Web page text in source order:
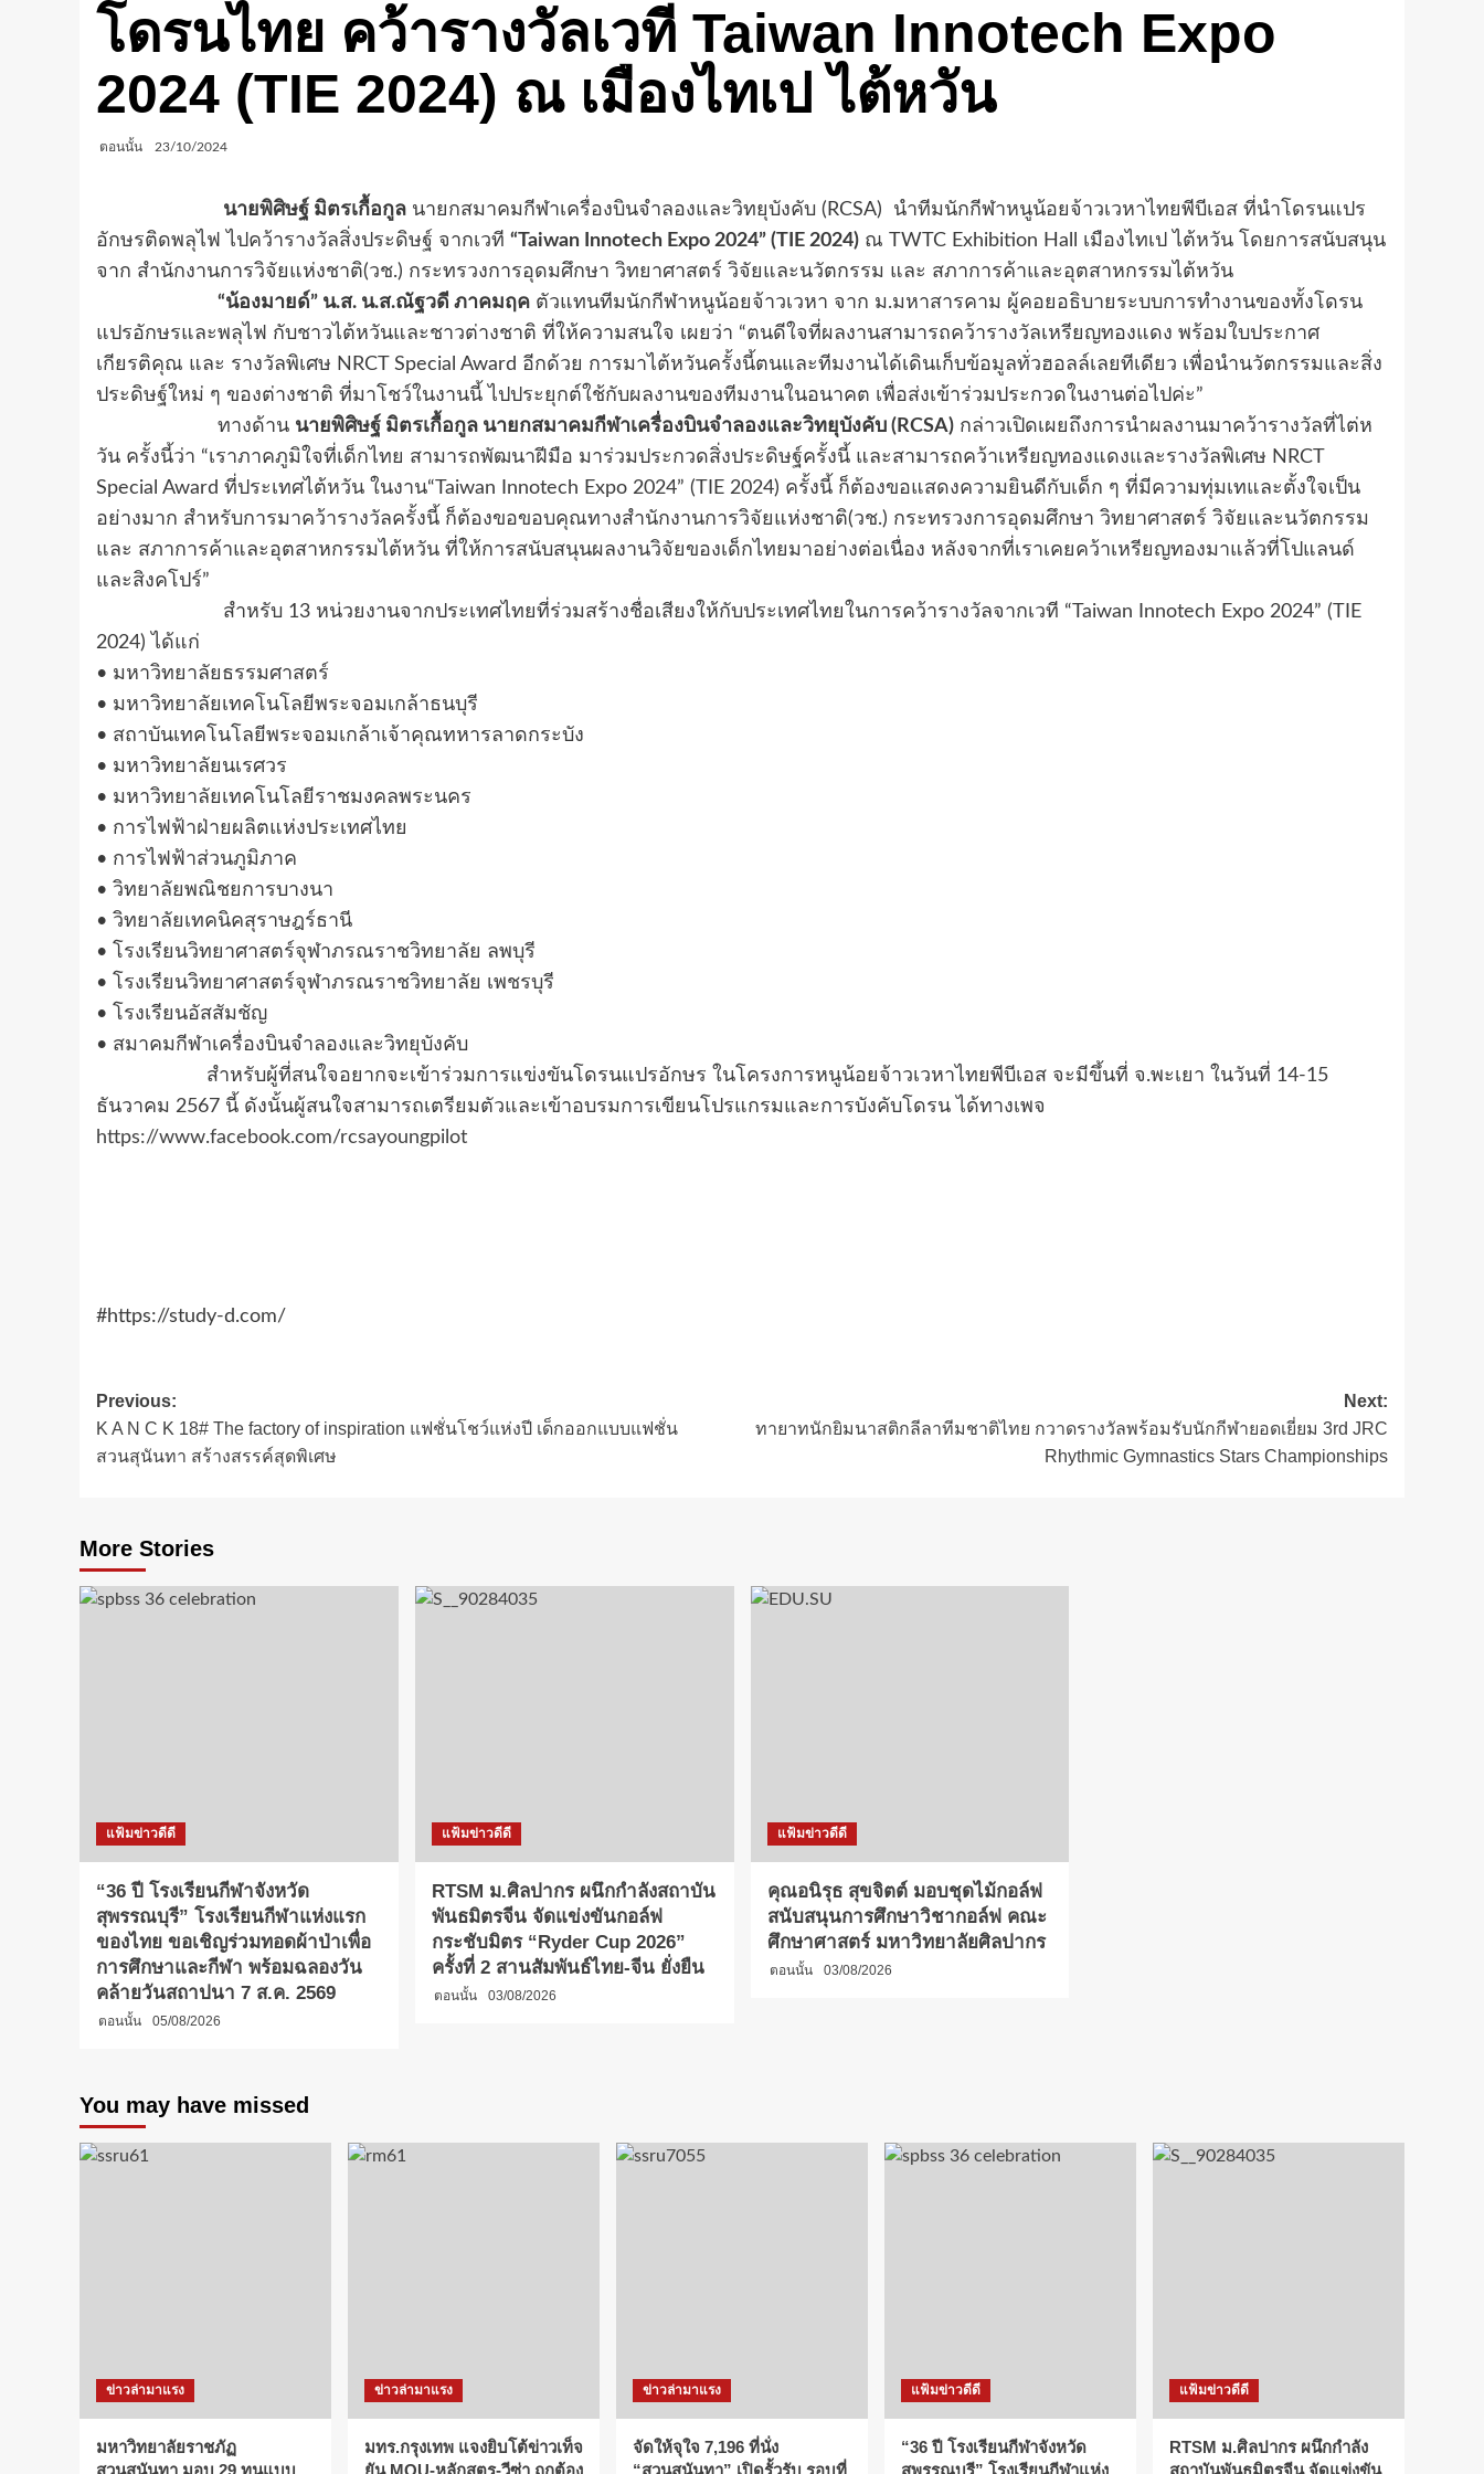
โดรนไทย คว้ารางวัลเวที Taiwan Innotech Expo
2024 (TIE 2024) ณ เมืองไทเป ไต้หวัน
ตอนนั้น 23/10/2024
นายพิศิษฐ์ มิตรเกื้อกูล นายกสมาคมกีฬาเครื่องบินจำลองและวิทยุบังคับ (RCSA) นำทีมนักกีฬาหนูน้อยจ้าวเวหาไทยพีบีเอส ที่นำโดรนแปร
อักษรติดพลุไฟ ไปคว้ารางวัลสิ่งประดิษฐ์ จากเวที “Taiwan Innotech Expo 2024” (TIE 2024) ณ TWTC Exhibition Hall เมืองไทเป ไต้หวัน โดยการสนับสนุน
จาก สำนักงานการวิจัยแห่งชาติ(วช.) กระทรวงการอุดมศึกษา วิทยาศาสตร์ วิจัยและนวัตกรรม และ สภาการค้าและอุตสาหกรรมไต้หวัน
“น้องมายด์” น.ส. น.ส.ณัฐวดี ภาคมฤค ตัวแทนทีมนักกีฬาหนูน้อยจ้าวเวหา จาก ม.มหาสารคาม ผู้คอยอธิบายระบบการทำงานของทั้งโดรน
แปรอักษรและพลุไฟ กับชาวไต้หวันและชาวต่างชาติ ที่ให้ความสนใจ เผยว่า “ตนดีใจที่ผลงานสามารถคว้ารางวัลเหรียญทองแดง พร้อมใบประกาศ
เกียรติคุณ และ รางวัลพิเศษ NRCT Special Award อีกด้วย การมาไต้หวันครั้งนี้ตนและทีมงานได้เดินเก็บข้อมูลทั่วฮอลล์เลยทีเดียว เพื่อนำนวัตกรรมและสิ่ง
ประดิษฐ์ใหม่ ๆ ของต่างชาติ ที่มาโชว์ในงานนี้ ไปประยุกต์ใช้กับผลงานของทีมงานในอนาคต เพื่อส่งเข้าร่วมประกวดในงานต่อไปค่ะ”
ทางด้าน นายพิศิษฐ์ มิตรเกื้อกูล นายกสมาคมกีฬาเครื่องบินจำลองและวิทยุบังคับ (RCSA) กล่าวเปิดเผยถึงการนำผลงานมาคว้ารางวัลที่ไต่ห
วัน ครั้งนี้ว่า “เราภาคภูมิใจที่เด็กไทย สามารถพัฒนาฝีมือ มาร่วมประกวดสิ่งประดิษฐ์ครั้งนี้ และสามารถคว้าเหรียญทองแดงและรางวัลพิเศษ NRCT
Special Award ที่ประเทศไต้หวัน ในงาน“Taiwan Innotech Expo 2024” (TIE 2024) ครั้งนี้ ก็ต้องขอแสดงความยินดีกับเด็ก ๆ ที่มีความทุ่มเทและตั้งใจเป็น
อย่างมาก สำหรับการมาคว้ารางวัลครั้งนี้ ก็ต้องขอขอบคุณทางสำนักงานการวิจัยแห่งชาติ(วช.) กระทรวงการอุดมศึกษา วิทยาศาสตร์ วิจัยและนวัตกรรม
และ สภาการค้าและอุตสาหกรรมไต้หวัน ที่ให้การสนับสนุนผลงานวิจัยของเด็กไทยมาอย่างต่อเนื่อง หลังจากที่เราเคยคว้าเหรียญทองมาแล้วที่โปแลนด์
และสิงคโปร์”
สำหรับ 13 หน่วยงานจากประเทศไทยที่ร่วมสร้างชื่อเสียงให้กับประเทศไทยในการคว้ารางวัลจากเวที “Taiwan Innotech Expo 2024” (TIE
2024) ได้แก่
• มหาวิทยาลัยธรรมศาสตร์
• มหาวิทยาลัยเทคโนโลยีพระจอมเกล้าธนบุรี
• สถาบันเทคโนโลยีพระจอมเกล้าเจ้าคุณทหารลาดกระบัง
• มหาวิทยาลัยนเรศวร
• มหาวิทยาลัยเทคโนโลยีราชมงคลพระนคร
• การไฟฟ้าฝ่ายผลิตแห่งประเทศไทย
• การไฟฟ้าส่วนภูมิภาค
• วิทยาลัยพณิชยการบางนา
• วิทยาลัยเทคนิคสุราษฎร์ธานี
• โรงเรียนวิทยาศาสตร์จุฬาภรณราชวิทยาลัย ลพบุรี
• โรงเรียนวิทยาศาสตร์จุฬาภรณราชวิทยาลัย เพชรบุรี
• โรงเรียนอัสสัมชัญ
• สมาคมกีฬาเครื่องบินจำลองและวิทยุบังคับ
สำหรับผู้ที่สนใจอยากจะเข้าร่วมการแข่งขันโดรนแปรอักษร ในโครงการหนูน้อยจ้าวเวหาไทยพีบีเอส จะมีขึ้นที่ จ.พะเยา ในวันที่ 14-15
ธันวาคม 2567 นี้ ดังนั้นผู้สนใจสามารถเตรียมตัวและเข้าอบรมการเขียนโปรแกรมและการบังคับโดรน ได้ทางเพจ
https://www.facebook.com/rcsayoungpilot
#https://study-d.com/
Post
navigation
Previous:
K A N C K 18# The factory of inspiration แฟชั่นโชว์แห่งปี เด็กออกแบบแฟชั่น
สวนสุนันทา สร้างสรรค์สุดพิเศษ
Next:
ทายาทนักยิมนาสติกลีลาทีมชาติไทย กวาดรางวัลพร้อมรับนักกีฬายอดเยี่ยม 3rd JRC
Rhythmic Gymnastics Stars Championships
More Stories
แฟ้มข่าวดีดี
“36 ปี โรงเรียนกีฬาจังหวัด
สุพรรณบุรี” โรงเรียนกีฬาแห่งแรก
ของไทย ขอเชิญร่วมทอดผ้าป่าเพื่อ
การศึกษาและกีฬา พร้อมฉลองวัน
คล้ายวันสถาปนา 7 ส.ค. 2569
ตอนนั้น 05/08/2026
แฟ้มข่าวดีดี
RTSM ม.ศิลปากร ผนึกกำลังสถาบัน
พันธมิตรจีน จัดแข่งขันกอล์ฟ
กระชับมิตร “Ryder Cup 2026”
ครั้งที่ 2 สานสัมพันธ์ไทย-จีน ยั่งยืน
ตอนนั้น 03/08/2026
แฟ้มข่าวดีดี
คุณอนิรุธ สุขจิตต์ มอบชุดไม้กอล์ฟ
สนับสนุนการศึกษาวิชากอล์ฟ คณะ
ศึกษาศาสตร์ มหาวิทยาลัยศิลปากร
ตอนนั้น 03/08/2026
You may have missed
ข่าวล่ามาแรง
มหาวิทยาลัยราชภัฏ
สวนสุนันทา มอบ 29 ทุนแบบ
ข่าวล่ามาแรง
มทร.กรุงเทพ แจงยิบโต้ข่าวเท็จ
ยัน MOU-หลักสูตร-วีซ่า ถูกต้อง
ข่าวล่ามาแรง
จัดให้จุใจ 7,196 ที่นั่ง
“สวนสุนันทา” เปิดรั้วรับ รอบที่
แฟ้มข่าวดีดี
“36 ปี โรงเรียนกีฬาจังหวัด
สุพรรณบุรี” โรงเรียนกีฬาแห่ง
แฟ้มข่าวดีดี
RTSM ม.ศิลปากร ผนึกกำลัง
สถาบันพันธมิตรจีน จัดแข่งขัน